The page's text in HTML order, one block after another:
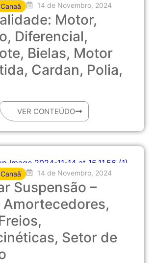
14 de Novembro, 2024
Motor,
Diferencial,
Bielas, Motor
Cardan, Polia,
VER CONTEÚDO
14 de Novembro, 2024
Suspensão –
Amortecedores,
Setor de